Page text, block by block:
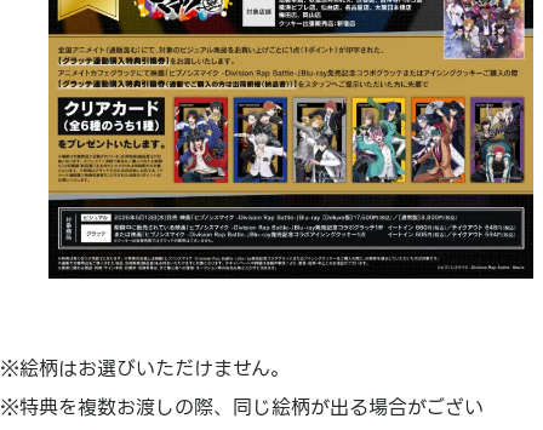
※絵柄はお選びいただけません。
※特典を複数お渡しの際、同じ絵柄が出る場合がござい